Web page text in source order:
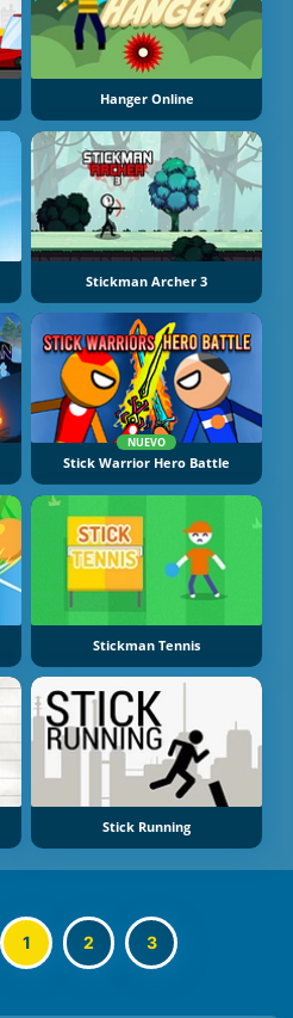
Hanger Online
Stickman Archer 3
NUEVO
Stick Warrior Hero Battle
Stickman Tennis
Stick Running
1 2 3